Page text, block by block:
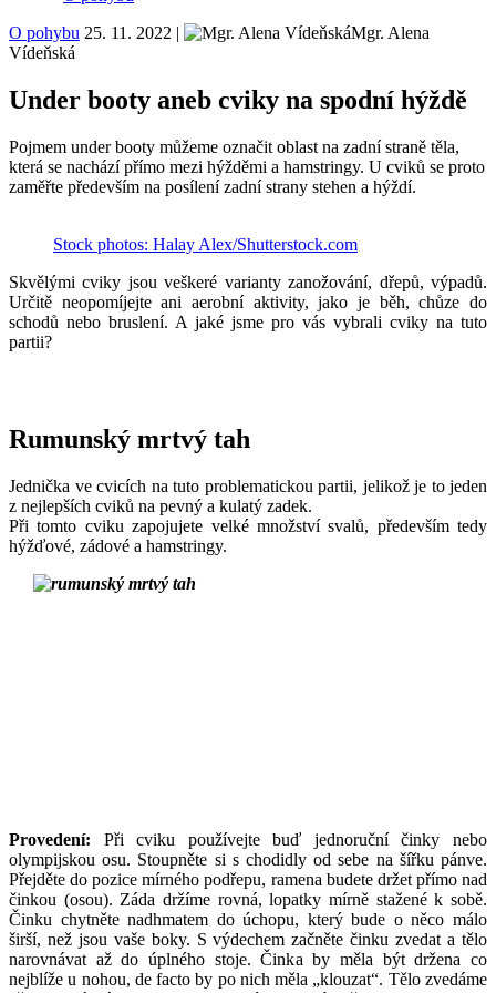
O pohybu 25. 11. 2022 |
Mgr. Alena
Vídeňská
Under booty aneb cviky na spodní hýždě
Pojmem under booty můžeme označit oblast na zadní straně těla,
která se nachází přímo mezi hýžděmi a hamstringy. U cviků se proto
zaměřte především na posílení zadní strany stehen a hýždí.
Stock photos: Halay Alex/Shutterstock.com
Skvělými cviky jsou veškeré varianty zanožování, dřepů, výpadů.
Určitě neopomíjejte ani aerobní aktivity, jako je běh, chůze do
schodů nebo bruslení. A jaké jsme pro vás vybrali cviky na tuto
partii?
Rumunský mrtvý tah
Jednička ve cvicích na tuto problematickou partii, jelikož je to jeden
z nejlepších cviků na pevný a kulatý zadek.
Při tomto cviku zapojujete velké množství svalů, především tedy
hýžďové, zádové a hamstringy.
Provedení: Při cviku používejte buď jednoruční činky nebo
olympijskou osu. Stoupněte si s chodidly od sebe na šířku pánve.
Přejděte do pozice mírného podřepu, ramena budete držet přímo nad
činkou (osou). Záda držíme rovná, lopatky mírně stažené k sobě.
Činku chytněte nadhmatem do úchopu, který bude o něco málo
širší, než jsou vaše boky. S výdechem začněte činku zvedat a tělo
narovnávat až do úplného stoje. Činka by měla být držena co
nejblíže u nohou, de facto by po nich měla „klouzat“. Tělo zvedáme